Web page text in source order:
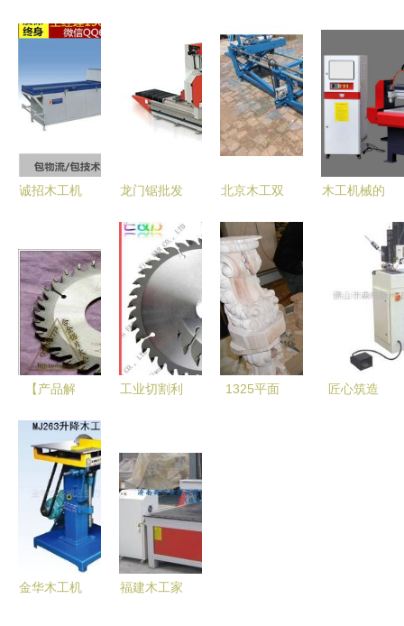
诚招木工机
篇章，打造
行业标杆服
务
龙门锯批发
械的选择与
应用
北京木工双
购指南 永
润木工机械
为何值得信
赖
木工机械的
【产品解
面刨专用硬
质合金锯片
120*30T规
格在建筑机
械中的应用
优势
工业切割利
工机械领域
的应用与选
择指南
1325平面
匠心筑造
金华木工机
福建木工家